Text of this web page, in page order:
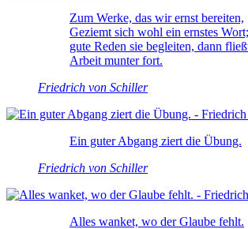
Zum Werke, das wir ernst bereiten,
Geziemt sich wohl ein ernstes
gute Reden sie begleiten, dann
Arbeit munter fort.
Friedrich von Schiller
Ein guter Abgang ziert die Übung.
Friedrich von Schiller
Alles wanket, wo der Glaube fehlt.